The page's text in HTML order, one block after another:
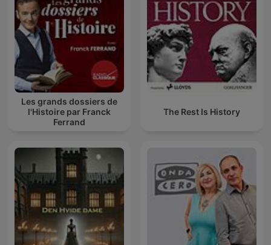
Les grands dossiers de
l'Histoire par Franck
Ferrand
The Rest Is History